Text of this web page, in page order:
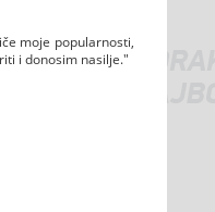
moje popularnosti,
i donosim nasilje."